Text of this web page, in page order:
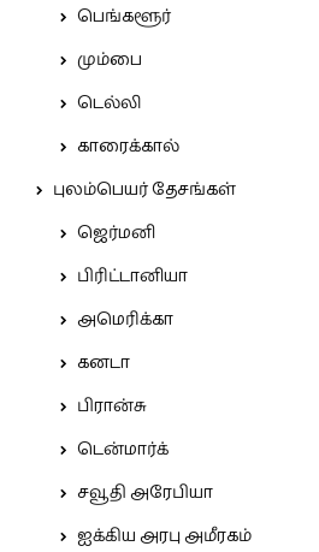
பெங்களூர்
மும்பை
டெல்லி
காரைக்கால்
புலம்பெயர் தேசங்கள்
ஜெர்மனி
பிரிட்டானியா
அமெரிக்கா
கனடா
பிரான்சு
டென்மார்க்
சவூதி அரேபியா
ஐக்கிய அரபு அமீரகம்